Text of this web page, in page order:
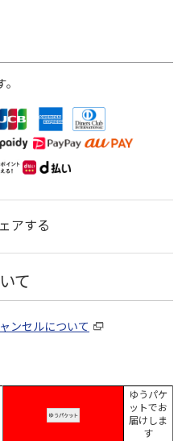
アする
て
ンセルについて
ゆうパケ
ットでお
届けしま
す